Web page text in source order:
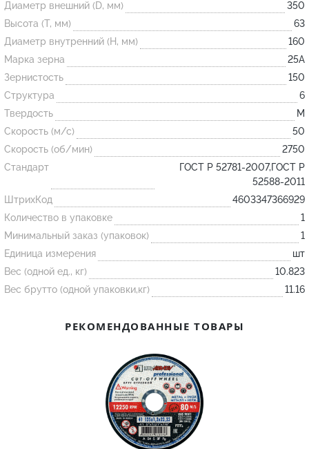
Огнеупорные
изделия
Скачать каталог
Тигель
Муфель
Черпак
Шербер
Трубка
Стержень
Пробка
Подставка
Лодочка
Контакт
Огнеупорная SiC смесь
Диаметр внешний (D, мм)
350
Высота (T, мм)
63
Диаметр внутренний (H, мм)
160
Марка зерна
25А
Зернистость
150
Структура
6
Твердость
M
Скорость (м/с)
50
Скорость (об/мин)
2750
Стандарт
ГОСТ Р 52781-2007,ГОСТ Р
52588-2011
ШтрихКод
4603347366929
Количество в упаковке
1
Минимальный заказ (упаковок)
1
Единица измерения
шт
Вес (одной ед., кг)
10.823
Вес брутто (одной упаковки,кг)
11.16
РЕКОМЕНДОВАННЫЕ ТОВАРЫ